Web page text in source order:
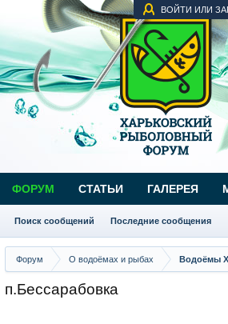
ВОЙТИ ИЛИ
Форум О водоёмах и рыбах Водоёмы
п.Бессарабовка
ФОРУМ
Поиск сообщений Последние сообщения
СТАТЬИ ГАЛЕРЕЯ